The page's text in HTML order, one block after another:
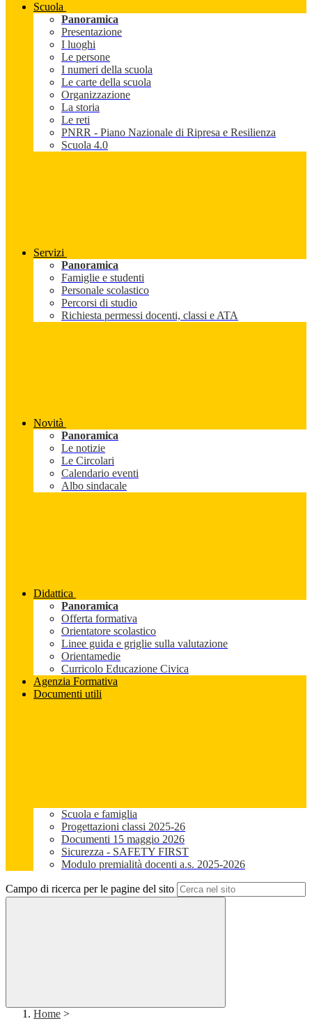
Scuola
Panoramica
Presentazione
I luoghi
Le persone
I numeri della scuola
Le carte della scuola
Organizzazione
La storia
Le reti
PNRR - Piano Nazionale di Ripresa e Resilienza
Scuola 4.0
Servizi
Panoramica
Famiglie e studenti
Personale scolastico
Percorsi di studio
Richiesta permessi docenti, classi e ATA
Novità
Panoramica
Le notizie
Le Circolari
Calendario eventi
Albo sindacale
Didattica
Panoramica
Offerta formativa
Orientatore scolastico
Linee guida e griglie sulla valutazione
Orientamedie
Curricolo Educazione Civica
Agenzia Formativa
Documenti utili
Scuola e famiglia
Progettazioni classi 2025-26
Documenti 15 maggio 2026
Sicurezza - SAFETY FIRST
Modulo premialità docenti a.s. 2025-2026
Campo di ricerca per le pagine del sito
Home >